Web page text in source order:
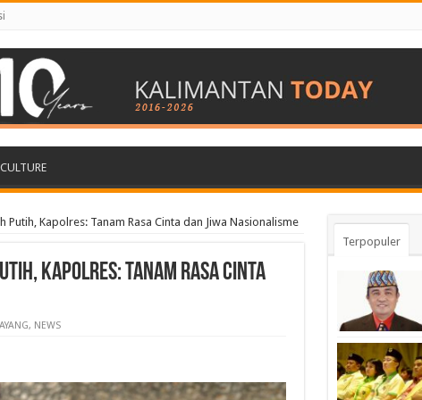
CULTURE
Kapolres: Tanam Rasa Cinta dan Jiwa Nasionalisme
Kapolres: Tanam Rasa Cinta
, NEWS
Terpopuler